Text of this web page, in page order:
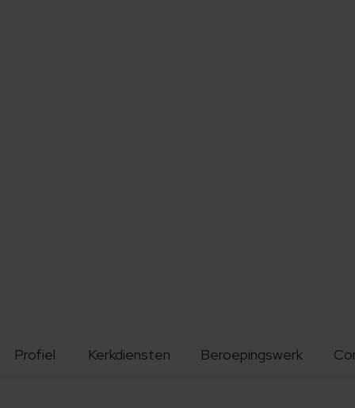
Profiel Kerkdiensten Beroepingswerk